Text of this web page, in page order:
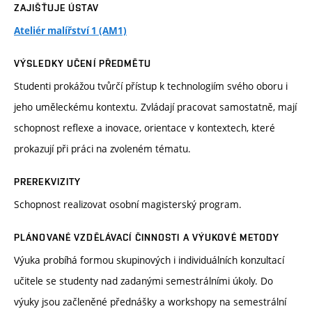
ZAJIŠŤUJE ÚSTAV
Ateliér malířství 1 (AM1)
VÝSLEDKY UČENÍ PŘEDMĚTU
Studenti prokážou tvůrčí přístup k technologiím svého oboru i
jeho uměleckému kontextu. Zvládají pracovat samostatně, mají
schopnost reflexe a inovace, orientace v kontextech, které
prokazují při práci na zvoleném tématu.
PREREKVIZITY
Schopnost realizovat osobní magisterský program.
PLÁNOVANÉ VZDĚLÁVACÍ ČINNOSTI A VÝUKOVÉ METODY
Výuka probíhá formou skupinových i individuálních konzultací
učitele se studenty nad zadanými semestrálními úkoly. Do
výuky jsou začleněné přednášky a workshopy na semestrální